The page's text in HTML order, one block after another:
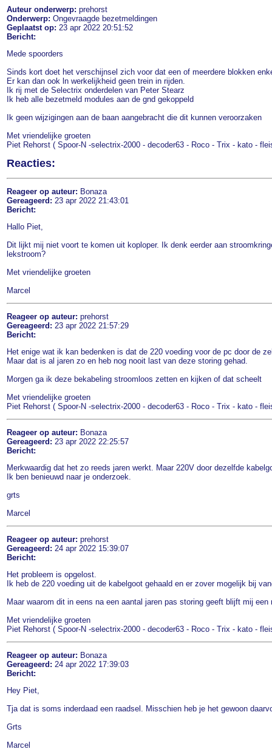
Auteur onderwerp: prehorst
Onderwerp: Ongevraagde bezetmeldingen
Geplaatst op: 23 apr 2022 20:51:52
Bericht:
Mede spoorders
Sinds kort doet het verschijnsel zich voor dat een of meerdere blokken
Er kan dan ook ln werkelijkheid geen trein in rijden.
Ik rij met de Selectrix onderdelen van Peter Stearz
Ik heb alle bezetmeld modules aan de gnd gekoppeld
Ik geen wijzigingen aan de baan aangebracht die dit kunnen veroorzaken
Met vriendelijke groeten
Piet Rehorst ( Spoor-N -selectrix-2000 - decoder63 - Roco - Trix - kato -
Reacties:
Reageer op auteur: Bonaza
Gereageerd: 23 apr 2022 21:43:01
Bericht:
Hallo Piet,
Dit lijkt mij niet voort te komen uit koploper. Ik denk eerder aan
lekstroom?
Met vriendelijke groeten
Marcel
Reageer op auteur: prehorst
Gereageerd: 23 apr 2022 21:57:29
Bericht:
Het enige wat ik kan bedenken is dat de 220 voeding voor de pc door de
Maar dat is al jaren zo en heb nog nooit last van deze storing gehad.
Morgen ga ik deze bekabeling stroomloos zetten en kijken of dat scheelt
Met vriendelijke groeten
Piet Rehorst ( Spoor-N -selectrix-2000 - decoder63 - Roco - Trix - kato -
Reageer op auteur: Bonaza
Gereageerd: 23 apr 2022 22:25:57
Bericht:
Merkwaardig dat het zo reeds jaren werkt. Maar 220V door dezelfde
Ik ben benieuwd naar je onderzoek.
grts
Marcel
Reageer op auteur: prehorst
Gereageerd: 24 apr 2022 15:39:07
Bericht:
Het probleem is opgelost.
Ik heb de 220 voeding uit de kabelgoot gehaald en er zover mogelijk bij
Maar waarom dit in eens na een aantal jaren pas storing geeft blijft mij een
Met vriendelijke groeten
Piet Rehorst ( Spoor-N -selectrix-2000 - decoder63 - Roco - Trix - kato -
Reageer op auteur: Bonaza
Gereageerd: 24 apr 2022 17:39:03
Bericht:
Hey Piet,
Tja dat is soms inderdaad een raadsel. Misschien heb je het gewoon
Grts
Marcel